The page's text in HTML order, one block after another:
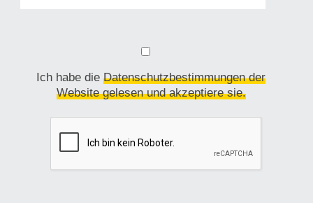
Ich habe dieDatenschutzbestimmungen der
Website gelesen und akzeptiere sie.